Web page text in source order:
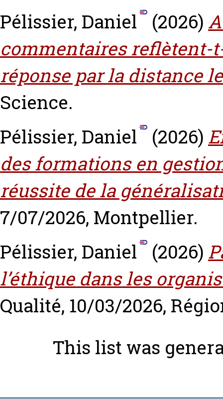
Pélissier, Daniel
(2026)
commentaires reflètent-
réponse par la distance
Science.
Pélissier, Daniel
(2026)
des formations en
réussite de la
7/07/2026, Montpellier.
Pélissier, Daniel
(2026)
l’éthique dans les
Qualité, 10/03/2026,
This list was